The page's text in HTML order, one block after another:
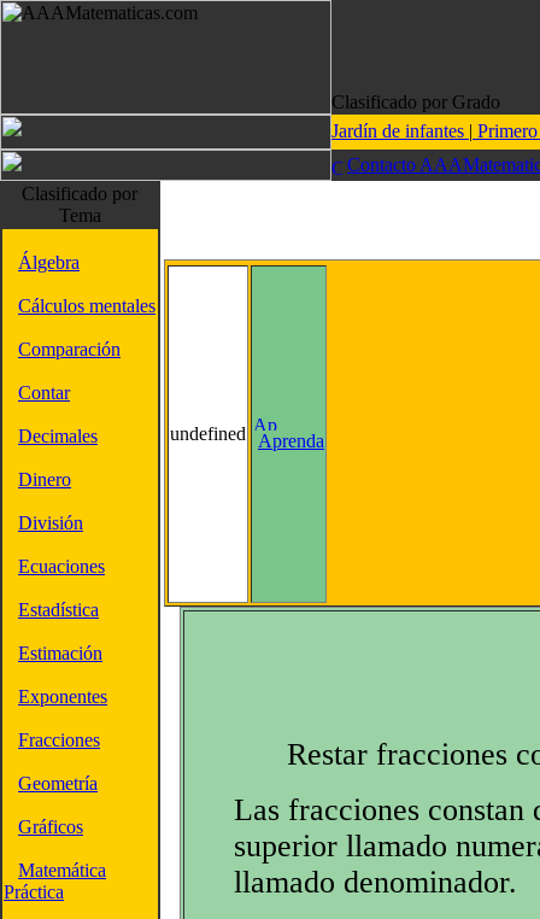
Clasificado por Grado
Jardín de infantes |
Contacto
Clasificado por
Tema
Álgebra
Cálculos mentales
Comparación
Contar
Decimales
Dinero
División
Ecuaciones
Estadística
Estimación
Exponentes
Fracciones
Geometría
Gráficos
Matemática
Práctica
undefined Aprenda
Restar fracciones
Las fracciones constan
superior llamado
llamado denominador.